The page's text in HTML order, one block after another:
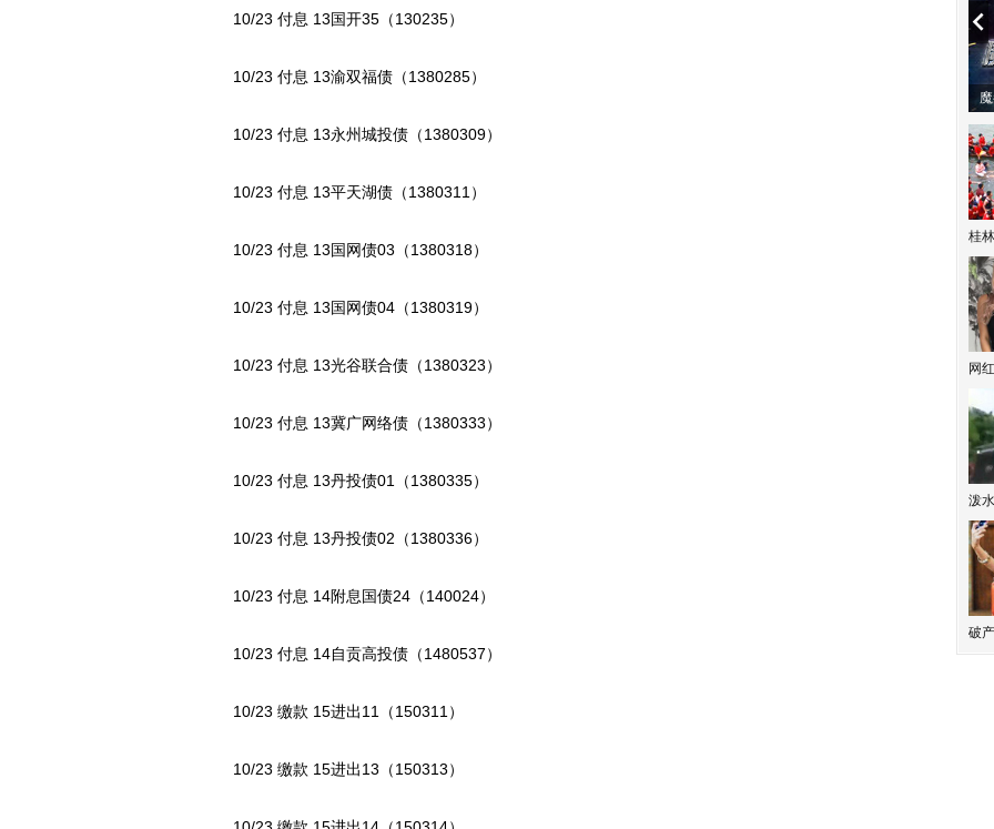
10/23 付息 13国开35（130235）
10/23 付息 13渝双福债（1380285）
10/23 付息 13永州城投债（1380309）
10/23 付息 13平天湖债（1380311）
10/23 付息 13国网债03（1380318）
10/23 付息 13国网债04（1380319）
10/23 付息 13光谷联合债（1380323）
10/23 付息 13冀广网络债（1380333）
10/23 付息 13丹投债01（1380335）
10/23 付息 13丹投债02（1380336）
10/23 付息 14附息国债24（140024）
10/23 付息 14自贡高投债（1480537）
10/23 缴款 15进出11（150311）
10/23 缴款 15进出13（150313）
桂
网
泼
破